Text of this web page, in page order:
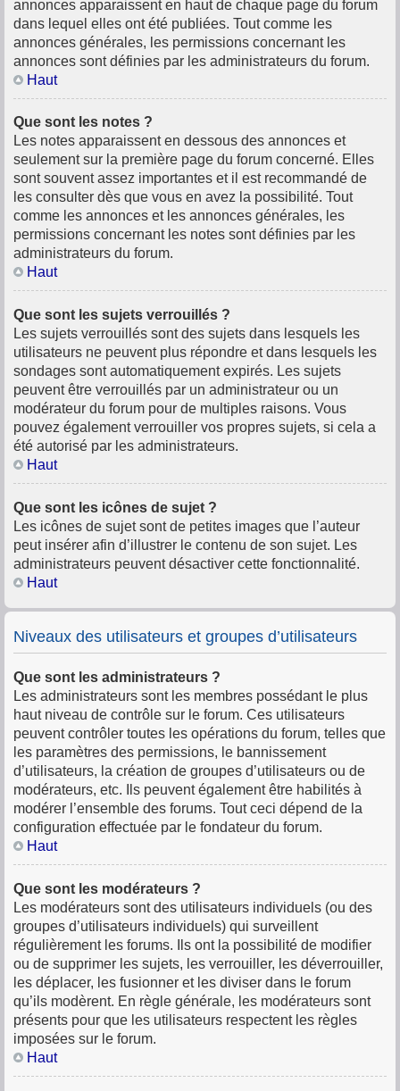
annonces apparaissent en haut de chaque page du forum
dans lequel elles ont été publiées. Tout comme les
annonces générales, les permissions concernant les
annonces sont définies par les administrateurs du forum.
Haut
Que sont les notes ?
Les notes apparaissent en dessous des annonces et
seulement sur la première page du forum concerné. Elles
sont souvent assez importantes et il est recommandé de
les consulter dès que vous en avez la possibilité. Tout
comme les annonces et les annonces générales, les
permissions concernant les notes sont définies par les
administrateurs du forum.
Haut
Que sont les sujets verrouillés ?
Les sujets verrouillés sont des sujets dans lesquels les
utilisateurs ne peuvent plus répondre et dans lesquels les
sondages sont automatiquement expirés. Les sujets
peuvent être verrouillés par un administrateur ou un
modérateur du forum pour de multiples raisons. Vous
pouvez également verrouiller vos propres sujets, si cela a
été autorisé par les administrateurs.
Haut
Que sont les icônes de sujet ?
Les icônes de sujet sont de petites images que l’auteur
peut insérer afin d’illustrer le contenu de son sujet. Les
administrateurs peuvent désactiver cette fonctionnalité.
Haut
Niveaux des utilisateurs et groupes d’utilisateurs
Que sont les administrateurs ?
Les administrateurs sont les membres possédant le plus
haut niveau de contrôle sur le forum. Ces utilisateurs
peuvent contrôler toutes les opérations du forum, telles que
les paramètres des permissions, le bannissement
d’utilisateurs, la création de groupes d’utilisateurs ou de
modérateurs, etc. Ils peuvent également être habilités à
modérer l’ensemble des forums. Tout ceci dépend de la
configuration effectuée par le fondateur du forum.
Haut
Que sont les modérateurs ?
Les modérateurs sont des utilisateurs individuels (ou des
groupes d’utilisateurs individuels) qui surveillent
régulièrement les forums. Ils ont la possibilité de modifier
ou de supprimer les sujets, les verrouiller, les déverrouiller,
les déplacer, les fusionner et les diviser dans le forum
qu’ils modèrent. En règle générale, les modérateurs sont
présents pour que les utilisateurs respectent les règles
imposées sur le forum.
Haut